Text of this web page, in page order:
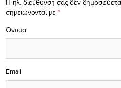
Η ηλ. διεύθυνση σας δεν
σημειώνονται με *
Όνομα
Email